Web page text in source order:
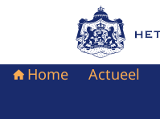
Naar de
Home Actueel